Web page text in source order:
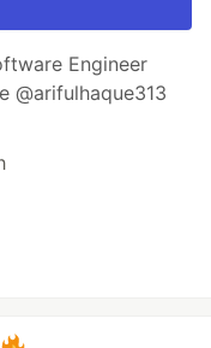
Engineer
@arifulhaque313